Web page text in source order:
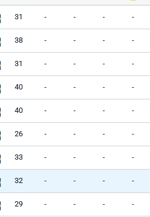
31 - - - -
38 - - - -
31 - - - -
40 - - - -
40 - - - -
26 - - - -
33 - - - -
32 - - - -
29 - - - -